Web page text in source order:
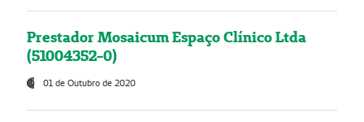
Prestador Mosaicum Espaço Clínico Ltda
(51004352-0)
01 de Outubro de 2020